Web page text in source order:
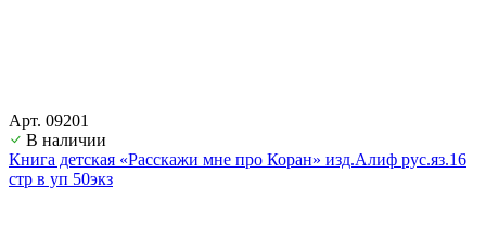
Арт. 09201
В наличии
Книга детская «Расскажи мне про Коран» изд.Алиф рус.яз.16
стр в уп 50экз